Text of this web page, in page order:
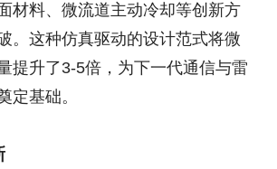
材料、微流道主动冷却等创新方
。这种仿真驱动的设计范式将微
提升了3-5倍，为下一代通信与雷
定基础。